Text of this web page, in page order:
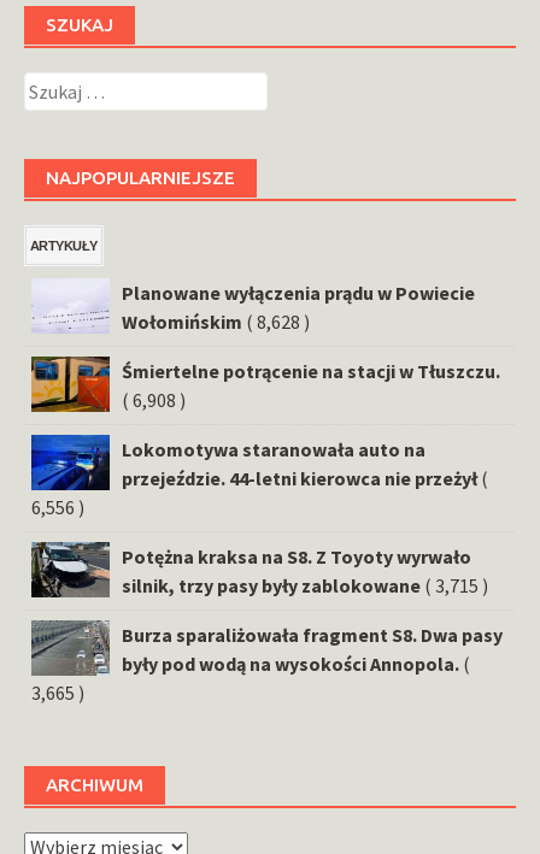
SZUKAJ
Szukaj:
NAJPOPULARNIEJSZE
ARTYKUŁY
Planowane wyłączenia prądu w Powiecie
Wołomińskim ( 8,628 )
Śmiertelne potrącenie na stacji w Tłuszczu.
( 6,908 )
Lokomotywa staranowała auto na
przejeździe. 44-letni kierowca nie przeżył (
6,556 )
Potężna kraksa na S8. Z Toyoty wyrwało
silnik, trzy pasy były zablokowane ( 3,715 )
Burza sparaliżowała fragment S8. Dwa pasy
były pod wodą na wysokości Annopola. (
3,665 )
ARCHIWUM
Archiwum